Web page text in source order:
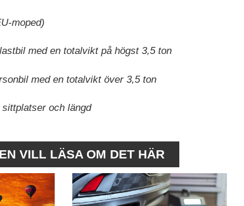
moped)
med en totalvikt på högst 3,5 ton
med en totalvikt över 3,5 ton
och längd
VILL LÄSA OM DET HÄR